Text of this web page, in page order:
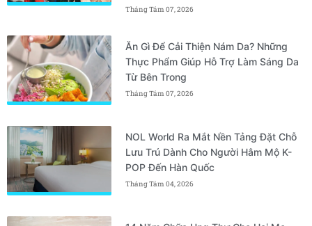
Tháng Tám 07, 2026
Ăn Gì Để Cải Thiện Nám Da? Những
Thực Phẩm Giúp Hỗ Trợ Làm Sáng Da
Từ Bên Trong
Tháng Tám 07, 2026
NOL World Ra Mắt Nền Tảng Đặt Chỗ
Lưu Trú Dành Cho Người Hâm Mộ K-
POP Đến Hàn Quốc
Tháng Tám 04, 2026